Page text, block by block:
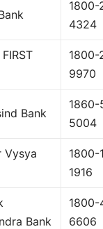
4324
9970
Bank
5004
Vysya
1800-
1916
Bank
1800-
6606